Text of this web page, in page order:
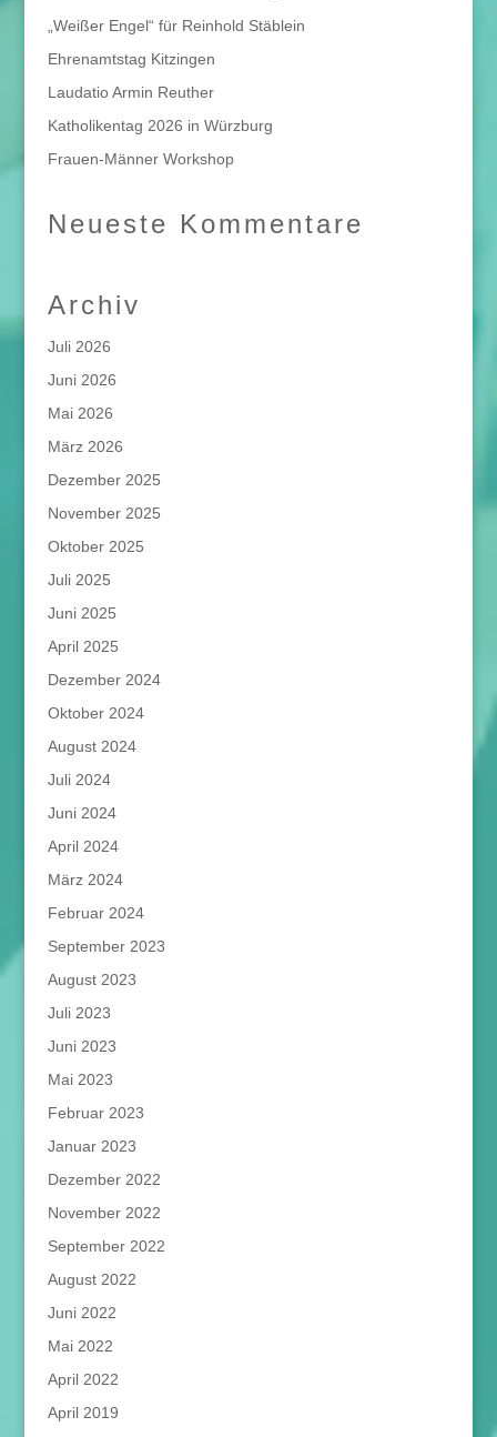
„Weißer Engel“ für Reinhold Stäblein
Ehrenamtstag Kitzingen
Laudatio Armin Reuther
Katholikentag 2026 in Würzburg
Frauen-Männer Workshop
Neueste Kommentare
Archiv
Juli 2026
Juni 2026
Mai 2026
März 2026
Dezember 2025
November 2025
Oktober 2025
Juli 2025
Juni 2025
April 2025
Dezember 2024
Oktober 2024
August 2024
Juli 2024
Juni 2024
April 2024
März 2024
Februar 2024
September 2023
August 2023
Juli 2023
Juni 2023
Mai 2023
Februar 2023
Januar 2023
Dezember 2022
November 2022
September 2022
August 2022
Juni 2022
Mai 2022
April 2022
April 2019